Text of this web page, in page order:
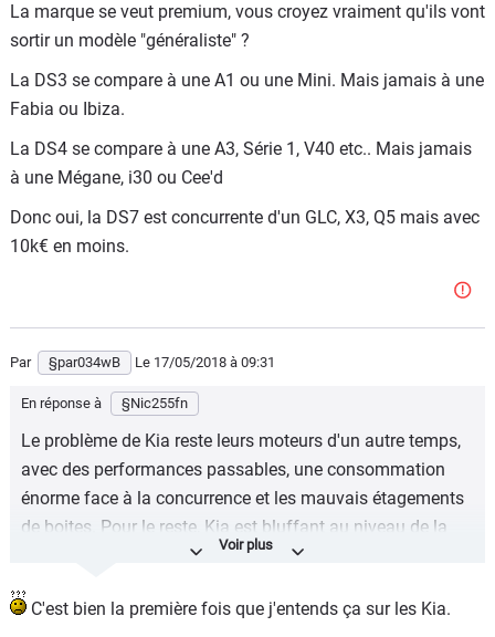
La marque se veut premium, vous croyez vraiment qu'ils vont
sortir un modèle "généraliste" ?
La DS3 se compare à une A1 ou une Mini. Mais jamais à une
Fabia ou Ibiza.
La DS4 se compare à une A3, Série 1, V40 etc.. Mais jamais
à une Mégane, i30 ou Cee'd
Donc oui, la DS7 est concurrente d'un GLC, X3, Q5 mais avec
10k€ en moins.
Par §par034wB Le 17/05/2018 à 09:31
En réponse à §Nic255fn
Le problème de Kia reste leurs moteurs d'un autre temps,
avec des performances passables, une consommation
énorme face à la concurrence et les mauvais étagements
de boites. Pour le reste, Kia est bluffant au niveau de la
finition et des équipements.
C'est bien la première fois que j'entends ça sur les Kia.